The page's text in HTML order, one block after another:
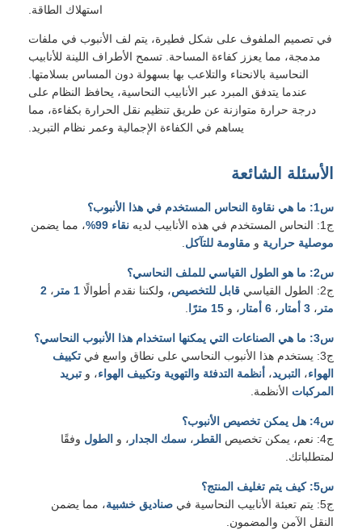
استهلاك الطاقة.
في تصميم الملفوف على شكل فطيرة، يتم لف الأنبوب في ملفات
مدمجة، مما يعزز كفاءة المساحة. تسمح الأطراف اللينة للأنابيب
النحاسية بالانحناء والتلاعب بها بسهولة دون المساس بسلامتها.
عندما يتدفق المبرد عبر الأنابيب النحاسية، يحافظ النظام على
درجة حرارة متوازنة عن طريق تنظيم نقل الحرارة بكفاءة، مما
يساهم في الكفاءة الإجمالية وعمر نظام التبريد.
الأسئلة الشائعة
س1: ما هي نقاوة النحاس المستخدم في هذا الأنبوب؟
ج1: النحاس المستخدم في هذه الأنابيب لديه
نقاء 99%
، مما يضمن
موصلية حرارية و مقاومة للتآكل
س2: ما هو الطول القياسي للملف النحاسي؟
ج2: الطول القياسي
قابل للتخصيص، ولكننا نقدم أطوالًا 1 متر ، 2
متر ، 3 أمتار ، 6 أمتار ، و 15 مترًا
س3: ما هي الصناعات التي يمكنها استخدام هذا الأنبوب النحاسي؟
ج3: يستخدم هذا الأنبوب النحاسي على نطاق واسع في
تكييف
الهواء، التبريد، أنظمة التدفئة والتهوية وتكييف الهواء، و تبريد
المركبات الأنظمة.
س4: هل يمكن تخصيص الأنبوب؟
ج4: نعم، يمكن تخصيص
القطر ، سمك الجدار ، و الطول وفقًا
لمتطلباتك.
س5: كيف يتم تغليف المنتج؟
ج5: يتم تعبئة الأنابيب النحاسية في
صناديق خشبية، مما يضمن
النقل الآمن والمضمون.